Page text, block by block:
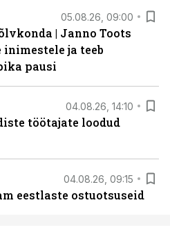
05.08.26, 09:00
| Janno Toots
ja teeb
pausi
04.08.26, 14:10
töötajate loodud
04.08.26, 09:15
eestlaste ostuotsuseid